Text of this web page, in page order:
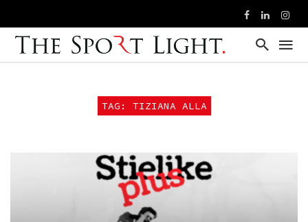
TAG: TIZIANA ALLA